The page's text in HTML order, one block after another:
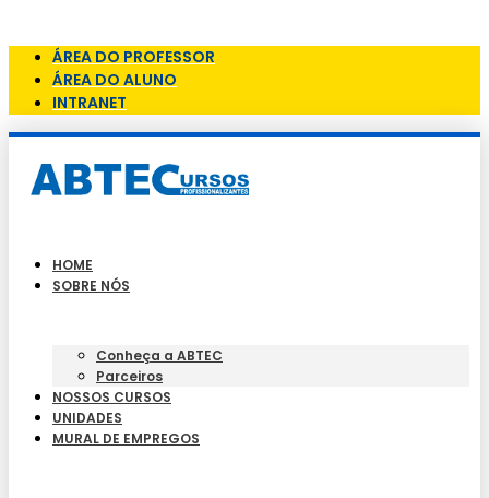
ÁREA DO PROFESSOR
ÁREA DO ALUNO
INTRANET
HOME
SOBRE NÓS
Conheça a ABTEC
Parceiros
NOSSOS CURSOS
UNIDADES
MURAL DE EMPREGOS